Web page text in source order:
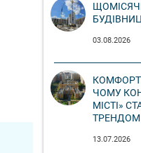
03.08.2026
КОМФОРТ
ЧОМУ
МІСТІ»
13.07.2026